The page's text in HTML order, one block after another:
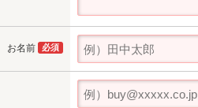
お名前 必須